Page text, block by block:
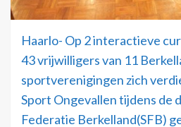
Haarlo- Op 2 interactieve
43 vrijwilligers van 11
sportverenigingen zich
Sport Ongevallen tijdens de
Federatie Berkelland(SFB)